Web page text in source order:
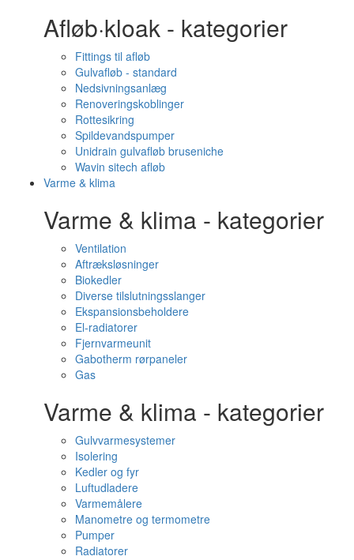
Afløb·kloak - kategorier
Fittings til afløb
Gulvafløb - standard
Nedsivningsanlæg
Renoveringskoblinger
Rottesikring
Spildevandspumper
Unidrain gulvafløb bruseniche
Wavin sitech afløb
Varme & klima
Varme & klima - kategorier
Ventilation
Aftræksløsninger
Biokedler
Diverse tilslutningsslanger
Ekspansionsbeholdere
El-radiatorer
Fjernvarmeunit
Gabotherm rørpaneler
Gas
Varme & klima - kategorier
Gulvvarmesystemer
Isolering
Kedler og fyr
Luftudladere
Varmemålere
Manometre og termometre
Pumper
Radiatorer